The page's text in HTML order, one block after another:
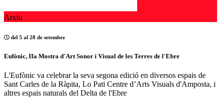
Arxiu
del 5 al 28 de setembre
Eufònic, IIa Mostra d'Art Sonor i Visual de les Terres de l'Ebre
L'Eufònic va celebrar la seva segona edició en diversos espais de
Sant Carles de la Ràpita, Lo Pati Centre d’Arts Visuals d'Amposta, i
altres espais naturals del Delta de l'Ebre